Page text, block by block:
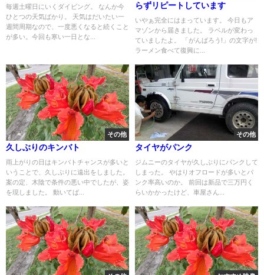
毎週土曜日にいくダイビング。 なんか今
ひとつの天気ばかり。 天気はだいたい一
週間周期なので、一度悪くなると続くこと
が多い。今回も寒い一日とな...
らずリピートしています
いやぁ完全にはまっています。 今日もア
マゾンから届きました。 ラベルが変わっ
ていましたよ。 「がんばろう!」の文字が!
ラーメン食べて復興に...
その他
久しぶりのキンバト
雨上がりの日はキンバトチャンスが多いと
いうことで、久しぶりに遠出をしました。
案の定、木陰で条件の悪い中でしたが、姿
を現しました。 動いてば...
その他
タイヤがパンク
ジムニーのタイヤが久しぶりにパンクして
しまった。 やはりオフロードが多いとパ
ンク率高いのか。 前回は新品で三万円く
らいかかったけど、車屋さん...